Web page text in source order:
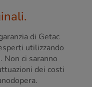
di Getac
utilizzando
Non ci saranno
dei costi